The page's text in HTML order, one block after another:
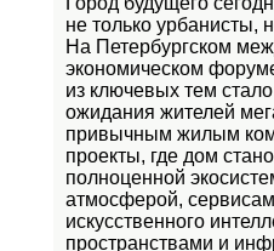
не только урбанисты,
На Петербургском
экономическом
из ключевых тем
ожидания жителей
привычным жилым
проекты, где дом
полноценной
атмосферой,
искусственного
пространствами и